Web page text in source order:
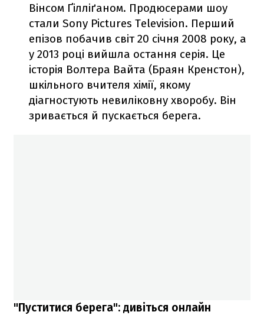
Вінсом Ґілліґаном. Продюсерами шоу
стали Sony Pictures Television. Перший
епізов побачив світ 20 січня 2008 року, а
у 2013 році вийшла остання серія. Це
історія Волтера Вайта (Браян Кренстон),
шкільного вчителя хімії, якому
діагностують невиліковну хворобу. Він
зривається й пускається берега.
"Пуститися берега": дивіться онлайн